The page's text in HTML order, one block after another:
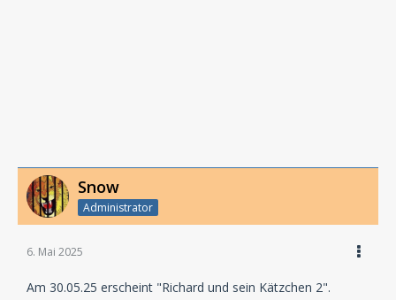
Snow
Administrator
6. Mai 2025
Am 30.05.25 erscheint "Richard und sein Kätzchen 2".